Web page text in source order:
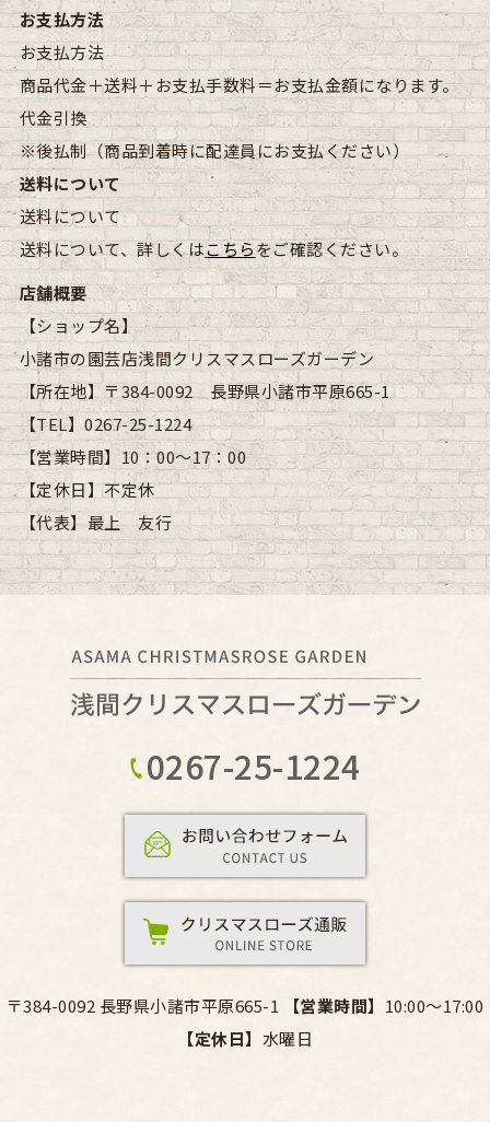
お支払方法
お支払方法
商品代金＋送料＋お支払手数料＝お支払金額になります。
代金引換
※後払制（商品到着時に配達員にお支払ください）
送料について
送料について
送料について、詳しくはこちらをご確認ください。
店舗概要
【ショップ名】
小諸市の園芸店浅間クリスマスローズガーデン
【所在地】 〒384-0092 長野県小諸市平原665-1
【TEL】0267-25-1224
【営業時間】10：00～17：00
【定休日】不定休
【代表】 最上 友行
0267-25-1224
〒384-0092 長野県小諸市平原665-1 【営業時間】 10:00～17:00
【定休日】 水曜日